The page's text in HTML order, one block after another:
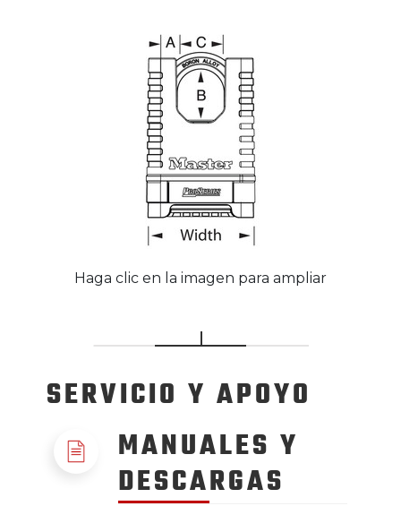
Haga clic en la imagen para ampliar
SERVICIO Y APOYO
MANUALES Y
DESCARGAS